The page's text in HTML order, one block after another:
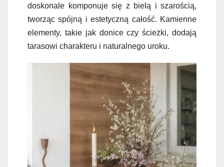
doskonale komponuje się z bielą i szarością,
tworząc spójną i estetyczną całość. Kamienne
elementy, takie jak donice czy ścieżki, dodają
tarasowi charakteru i naturalnego uroku.